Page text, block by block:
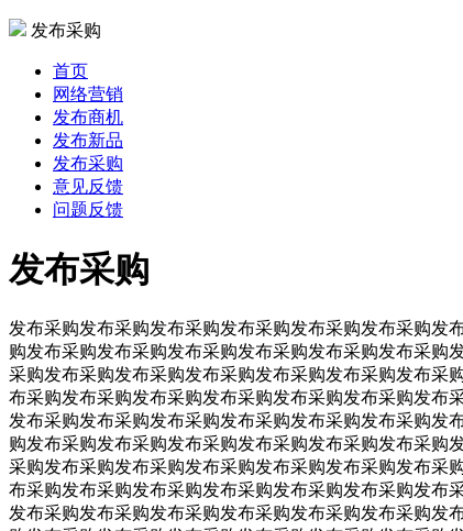
发布采购
首页
网络营销
发布商机
发布新品
发布采购
意见反馈
问题反馈
发布采购
发布采购发布采购发布采购发布采购发布采购发布采购
购发布采购发布采购发布采购发布采购发布采购发布采购
采购发布采购发布采购发布采购发布采购发布采购发布采
布采购发布采购发布采购发布采购发布采购发布采购发布
发布采购发布采购发布采购发布采购发布采购发布采购发
购发布采购发布采购发布采购发布采购发布采购发布采购
采购发布采购发布采购发布采购发布采购发布采购发布采
布采购发布采购发布采购发布采购发布采购发布采购发布
发布采购发布采购发布采购发布采购发布采购发布采购发